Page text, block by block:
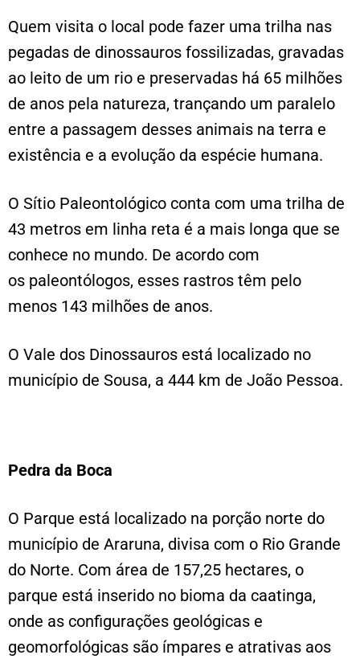
Quem visita o local pode fazer uma trilha nas
pegadas de dinossauros fossilizadas, gravadas
ao leito de um rio e preservadas há 65 milhões
de anos pela natureza, trançando um paralelo
entre a passagem desses animais na terra e
existência e a evolução da espécie humana.
O Sítio Paleontológico conta com uma trilha de
43 metros em linha reta é a mais longa que se
conhece no mundo. De acordo com
os paleontólogos, esses rastros têm pelo
menos 143 milhões de anos.
O Vale dos Dinossauros está localizado no
município de Sousa, a 444 km de João Pessoa.
Pedra da Boca
O Parque está localizado na porção norte do
município de Araruna, divisa com o Rio Grande
do Norte. Com área de 157,25 hectares, o
parque está inserido no bioma da caatinga,
onde as configurações geológicas e
geomorfológicas são ímpares e atrativas aos